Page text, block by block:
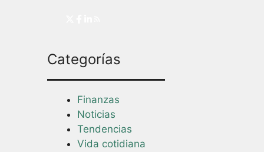
Categorías
Finanzas
Noticias
Tendencias
Vida cotidiana